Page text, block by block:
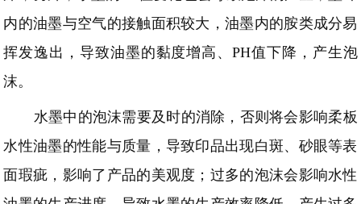
内的油墨与空气的接触面积较大，油墨内的胺类成分易
挥发逸出，导致油墨的黏度增高、PH值下降，产生泡
沫。
水墨中的泡沫需要及时的消除，否则将会影响柔板
水性油墨的性能与质量，导致印品出现白斑、砂眼等表
面瑕疵，影响了产品的美观度；过多的泡沫会影响水性